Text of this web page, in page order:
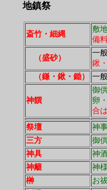
地鎮祭
斎竹・細縄
敷
備
（盛砂）
一
鍬
（鎌・鍬・鋤）
一
神饌
御
卵
合
祭壇
神
三方
御
神具
神
神籬 神
榊
お